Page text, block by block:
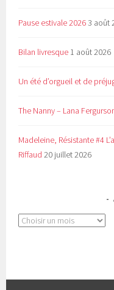
Pause estivale 20263 août
Bilan livresque 1 août 2026
Un été d’orgueil et de
The Nanny – Lana
Madeleine, Résistante #4
Riffaud 20 juillet 2026
Archives